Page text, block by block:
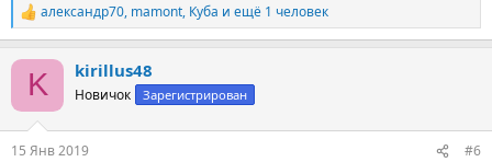
Р
е
александр70, mamont, Куба и ещё 1 человек
K kirillus48
Новичок Зарегистрирован
15 Янв 2019 #6